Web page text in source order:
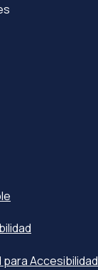
Accesibilidad